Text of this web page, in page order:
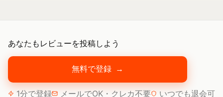
あなたもレビューを投稿しよう
無料で登録 →
1分で登録 メールでOK・クレカ不要
いつでも退会可